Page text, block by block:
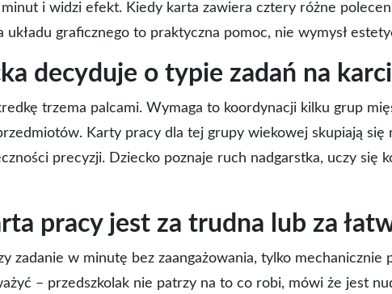
i widzi efekt. Kiedy karta zawiera cztery różne
graficznego to praktyczna pomoc, nie wymysł
decyduje o typie zadań na
trzema palcami. Wymaga to koordynacji kilku grup
Karty pracy dla tej grupy wiekowej skupiają się
precyzji. Dziecko poznaje ruch nadgarstka, uczy się
pracy jest za trudna lub za
zadanie w minutę bez zaangażowania, tylko mechanicznie
– przedszkolak nie patrzy na to co robi, mówi że jest